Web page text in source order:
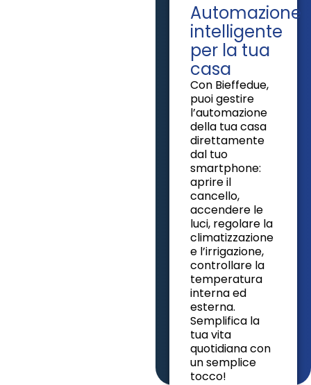
Automazione
intelligente
per la tua
casa
Con Bieffedue,
puoi gestire
l’automazione
della tua casa
direttamente
dal tuo
smartphone:
aprire il
cancello,
accendere le
luci, regolare la
climatizzazione
e l’irrigazione,
controllare la
temperatura
interna ed
esterna.
Semplifica la
tua vita
quotidiana con
un semplice
tocco!